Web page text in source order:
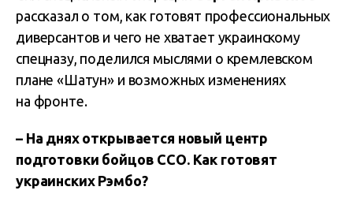
рассказал о том, как готовят профессиональных
диверсантов и чего не хватает украинскому
спецназу, поделился мыслями о кремлевском
плане «Шатун» и возможных изменениях
на фронте.
– На днях открывается новый центр
подготовки бойцов ССО. Как готовят
украинских Рэмбо?